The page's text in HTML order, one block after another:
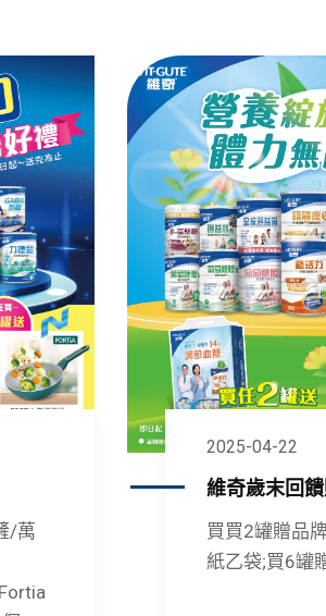
/萬
2025-04-22
維奇歲末回
買買2罐贈品
紙乙袋;買6罐